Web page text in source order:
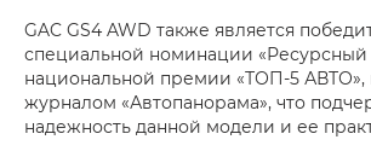
GAC GS4 AWD также является
специальной номинации «Ресурсный
национальной премии «ТОП-5
журналом «Автопанорама», что
надежность данной модели и ее